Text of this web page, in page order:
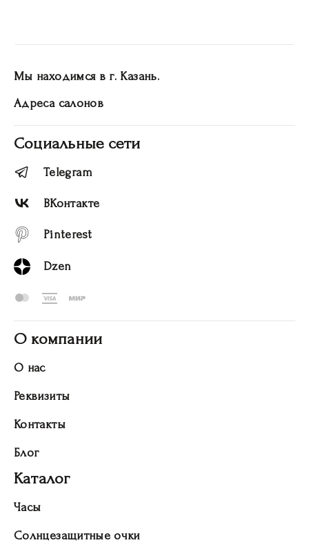
Мы находимся в г. Казань.
Адреса салонов
Социальные сети
Telegram
ВКонтакте
Pinterest
Dzen
О компании
О нас
Реквизиты
Контакты
Блог
Каталог
Часы
Солнцезащитные очки